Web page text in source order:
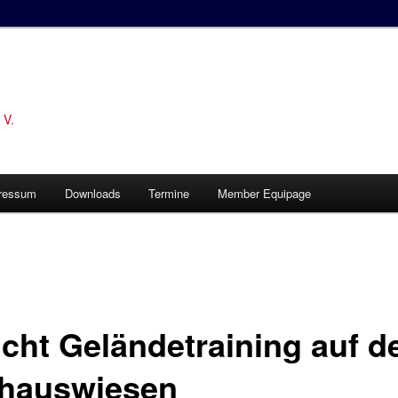
Downloads Termine Member Equipage
Geländetraining auf